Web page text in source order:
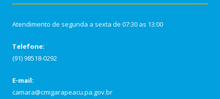
Atendimento de segunda a sexta de 07:30 as 13:00
Telefone:
(91) 98518-0292
E-mail:
camara@cmigarapeacu.pa.gov.br